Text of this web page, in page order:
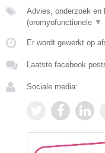
Advies, onderzoek en
(oromyofunctionele ▼
Er wordt gewerkt op
Laatste facebook
Sociale media: